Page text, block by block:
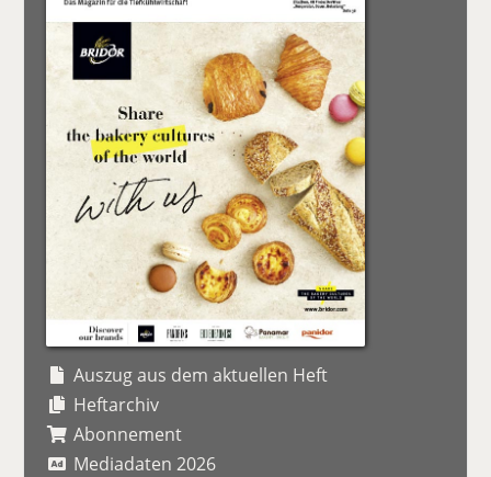
Auszug aus dem aktuellen Heft
Heftarchiv
Abonnement
Mediadaten 2026